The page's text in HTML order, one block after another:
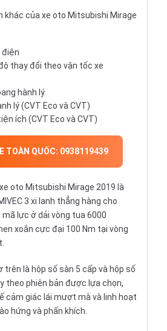
khác của xe oto Mitsubishi Mirage
điện
thay đổi theo vận tốc xe
hành lý
lý (CVT Eco và CVT)
ích (CVT Eco và CVT)
TOÀN QUỐC: 0938119439
oto Mitsubishi Mirage 2019 là
3 xi lanh thẳng hàng cho
lực ở dải vòng tua 6000
xoắn cực đại 100 Nm tại vòng
trên là hộp số sàn 5 cấp và hộp số
theo phiên bản được lựa chọn,
cảm giác lái mượt mà và linh hoạt
hứng và phấn khích.